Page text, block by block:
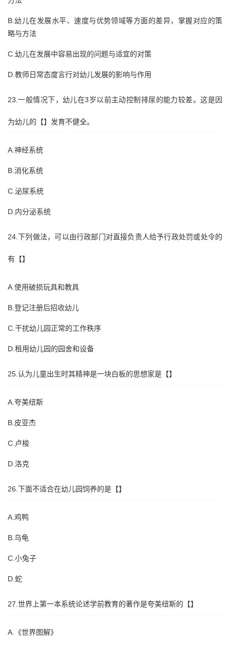
B.幼儿在发展水平、速度与优势领域等方面的差异，掌握对应的策
略与方法
C.幼儿在发展中容易出现的问题与适宜的对策
D.教师日常态度言行对幼儿发展的影响与作用
23.一般情况下，幼儿在3岁以前主动控制排尿的能力较差。这是因
为幼儿的【】发育不健全。
A.神经系统
B.消化系统
C.泌尿系统
D.内分泌系统
24.下列做法，可以由行政部门对直接负责人给予行政处罚或处令的
有【】
A.使用破损玩具和教具
B.登记注册后招收幼儿
C.干扰幼儿园正常的工作秩序
D.租用幼儿园的园舍和设备
25.认为儿童出生时其精神是一块白板的思想家是【】
A.夸美纽斯
B.皮亚杰
C.卢梭
D.洛克
26.下面不适合在幼儿园饲养的是【】
A.鸡鸭
B.乌龟
C.小兔子
D.蛇
27.世界上第一本系统论述学前教育的著作是夸美纽斯的【】
A.《世界图解》